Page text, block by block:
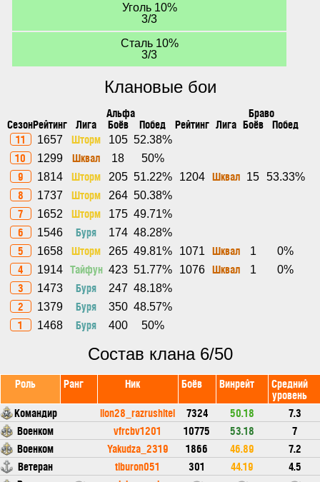
Уголь 10%
3/3
Сталь 10%
3/3
Клановые бои
Альфа Браво
СезонРейтинг Лига Боёв Побед Рейтинг Лига Боёв Побед
11
1657 Шторм 105 52.38%
10 1299 Шквал 18 50%
9 1814 Шторм 205 51.22% 1204 Шквал 15 53.33%
8 1737 Шторм 264 50.38%
7 1652 Шторм 175 49.71%
6 1546 Буря 174 48.28%
5 1658 Шторм 265 49.81% 1071 Шквал 1 0%
4 1914 Тайфун 423 51.77% 1076 Шквал 1 0%
3 1473 Буря 247 48.18%
2 1379 Буря 350 48.57%
1 1468 Буря 400 50%
Состав клана 6/50
Роль Ранг Ник Боёв Винрейт Средний
уровень
Командир
lion28_razrushitel 7324 50.18
7.3
Военком
vfrcbv1201 10775 53.18
7
Военком
Yakudza_2319 1866 46.89
7.2
Ветеран
tiburon051 301 44.19
4.5